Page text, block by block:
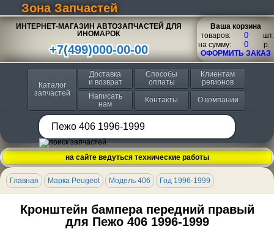
Зона Запчастей
ИНТЕРНЕТ-МАГАЗИН АВТОЗАПЧАСТЕЙ ДЛЯ
ИНОМАРОК
+7(499)000-00-00
Ваша корзина
товаров:
шт.
на сумму:
p.
ОФОРМИТЬ ЗАКАЗ
Каталог
запчастей
Доставка
и возврат
Способы
оплаты
Клиентам
регионов
Написать
нам
Контакты О компании
на сайте ведуться технические работы
Главная Марка Peugeot Модель 406 Год 1996-1999
Кронштейн бампера передний правый
для Пежо 406 1996-1999